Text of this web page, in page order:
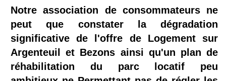
Notre association de consommateurs ne
peut que constater la dégradation
significative de l'offre de Logement sur
Argenteuil et Bezons ainsi qu'un plan de
réhabilitation du parc locatif peu